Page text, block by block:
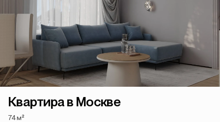
Квартира в Москве
74 м²